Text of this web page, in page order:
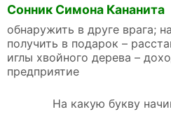
Сонник Симона Кананита
обнаружить в друге врага;
получить в подарок –
иглы хвойного дерева –
предприятие
На какую букву